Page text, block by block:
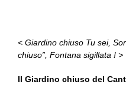
< Giardino chiuso Tu sei,
chiuso”, Fontana sigillata ! >
Il Giardino chiuso del